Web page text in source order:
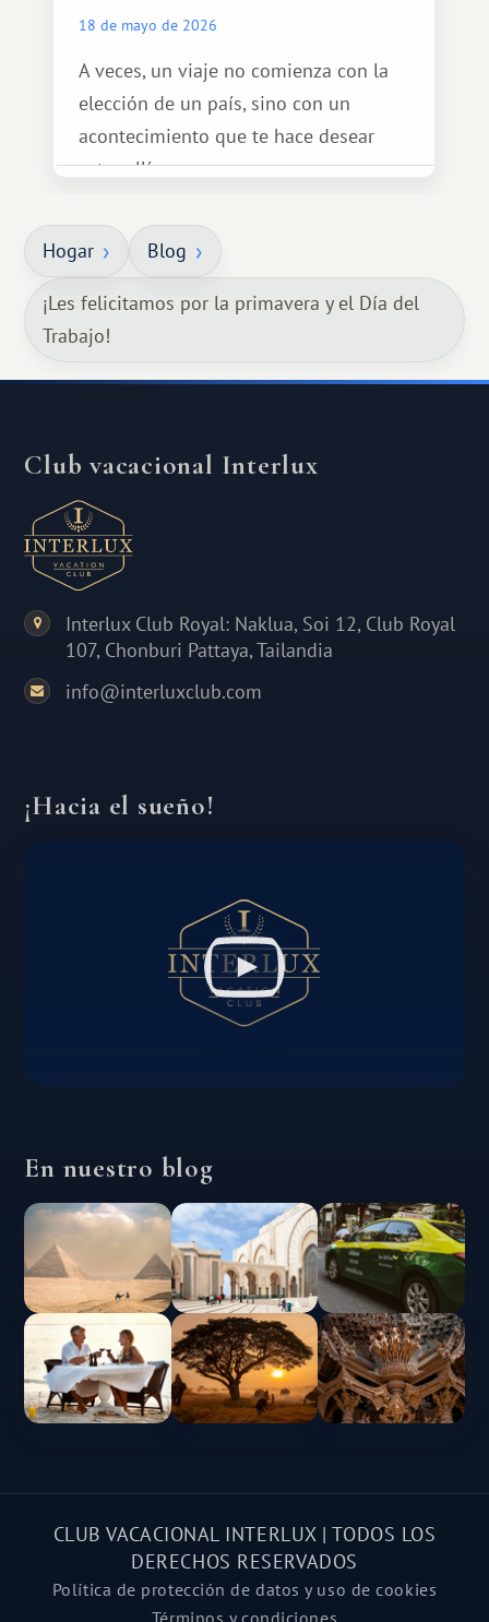
18 de mayo de 2026
A veces, un viaje no comienza con la
elección de un país, sino con un
acontecimiento que te hace desear
estar allí...
Hogar Blog
¡Les felicitamos por la primavera y el Día del
Trabajo!
Club vacacional Interlux
Interlux Club Royal: Naklua, Soi 12, Club Royal
107, Chonburi Pattaya, Tailandia
info@interluxclub.com
¡Hacia el sueño!
En nuestro blog
CLUB VACACIONAL INTERLUX | TODOS LOS
DERECHOS RESERVADOS
Política de protección de datos y uso de cookies
Términos y condiciones